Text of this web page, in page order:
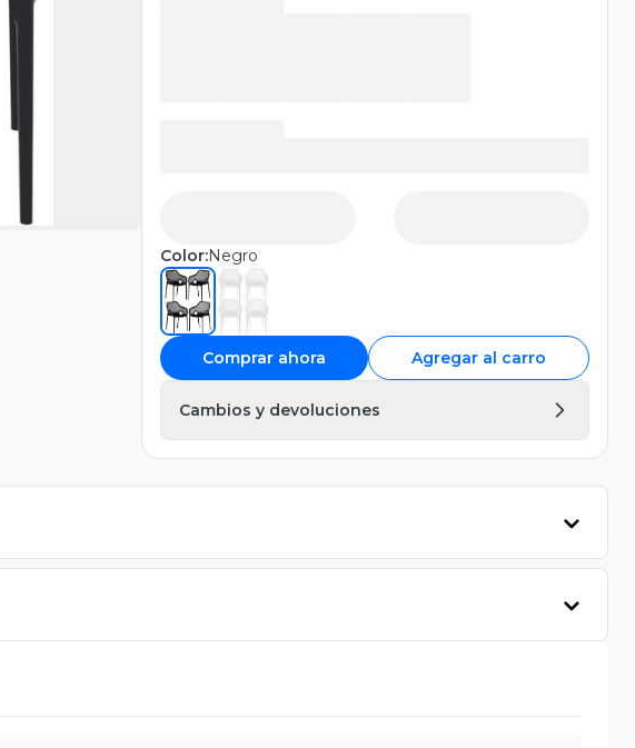
Color:Negro
Comprar ahora Agregar al carro
Cambios y devoluciones